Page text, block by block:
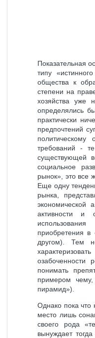
Показательная
типу
общества к
степени на
хозяйства уже
определялись
практически
предпочтений
политическому
требований -
существующей
социальное
рынок», это все
Еще одну
рынка,
экономической
активности и
приобретения в
другом). Тем
озабоченности
понимать
примером
пирамид»).
Однако пока что
место лишь
своего рода
вынуждает